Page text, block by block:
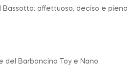
affettuoso, deciso e pieno
del Barboncino Toy e Nano